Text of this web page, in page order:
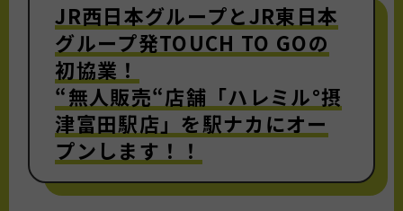
JR西日本グループとJR東日本
グループ発TOUCH TO GOの
初協業！
“無人販売“店舗「ハレミル°摂
津富田駅店」を駅ナカにオー
プンします！！